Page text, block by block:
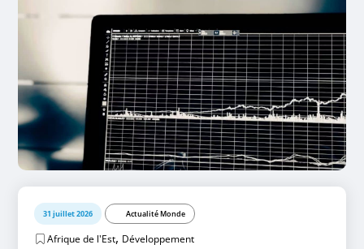
31 juillet 2026 Actualité Monde
Afrique de l'Est, Développement